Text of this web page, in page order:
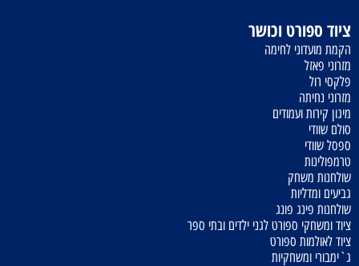
ציוד ספורט וכושר
הקמת מועדוני לחימה
מזרוני פאזל
פלקסי רול
מזרוני נחיתה
מיגון קירות ועמודים
סולם שוודי
ספסל שוודי
טרמפולינות
שולחנות משחק
גביעים ומדליות
שולחנות פינג פונג
ציוד ומשחקי ספורט לגני ילדים ובתי ספר
ציוד לאולמות ספורט
ג`ימבורי ומשחקיות